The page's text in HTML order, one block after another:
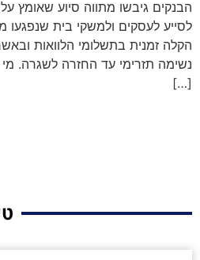
הבנקים גיבשו מתווה סיוע שאומץ
לסייע לעסקים ולמשקי בית שנפגעו
הקלה זמנית בתשלומי הלוואות
נשימה תזרימי עד החזרה לשגרה. מי
[…]